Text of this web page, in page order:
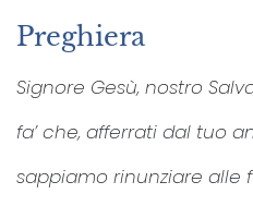
Preghiera
Signore Gesù, nostro
fa’ che, afferrati dal tuo
sappiamo rinunziare alle